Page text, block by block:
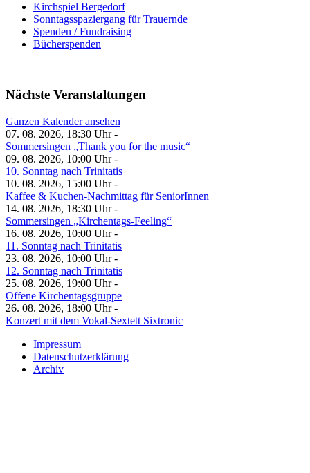
Kirchspiel Bergedorf
Sonntagsspaziergang für Trauernde
Spenden / Fundraising
Bücherspenden
Nächste Veranstaltungen
Ganzen Kalender ansehen
07. 08. 2026, 18:30 Uhr -
Sommersingen „Thank you for the music“
09. 08. 2026, 10:00 Uhr -
10. Sonntag nach Trinitatis
10. 08. 2026, 15:00 Uhr -
Kaffee & Kuchen-Nachmittag für SeniorInnen
14. 08. 2026, 18:30 Uhr -
Sommersingen „Kirchentags-Feeling“
16. 08. 2026, 10:00 Uhr -
11. Sonntag nach Trinitatis
23. 08. 2026, 10:00 Uhr -
12. Sonntag nach Trinitatis
25. 08. 2026, 19:00 Uhr -
Offene Kirchentagsgruppe
26. 08. 2026, 18:00 Uhr -
Konzert mit dem Vokal-Sextett Sixtronic
Impressum
Datenschutzerklärung
Archiv